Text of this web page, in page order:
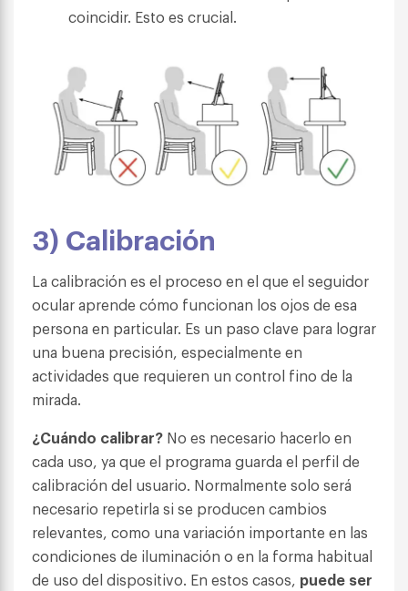
coincidir. Esto es crucial.
3) Calibración
La calibración es el proceso en el que el seguidor
ocular aprende cómo funcionan los ojos de esa
persona en particular. Es un paso clave para lograr
una buena precisión, especialmente en
actividades que requieren un control fino de la
mirada.
¿Cuándo calibrar? No es necesario hacerlo en
cada uso, ya que el programa guarda el perfil de
calibración del usuario. Normalmente solo será
necesario repetirla si se producen cambios
relevantes, como una variación importante en las
condiciones de iluminación o en la forma habitual
de uso del dispositivo. En estos casos, puede ser